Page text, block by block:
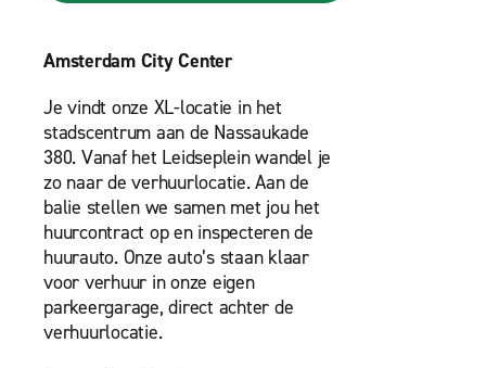
Amsterdam City Center
Je vindt onze XL-locatie in het
stadscentrum aan de Nassaukade
380. Vanaf het Leidseplein wandel je
zo naar de verhuurlocatie. Aan de
balie stellen we samen met jou het
huurcontract op en inspecteren de
huurauto. Onze auto’s staan klaar
voor verhuur in onze eigen
parkeergarage, direct achter de
verhuurlocatie.